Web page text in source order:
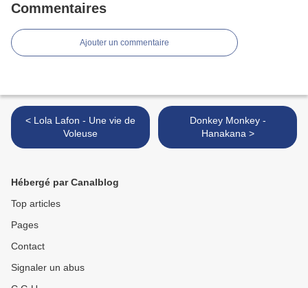
Commentaires
Ajouter un commentaire
< Lola Lafon - Une vie de
Voleuse
Donkey Monkey -
Hanakana >
Hébergé par Canalblog
Top articles
Pages
Contact
Signaler un abus